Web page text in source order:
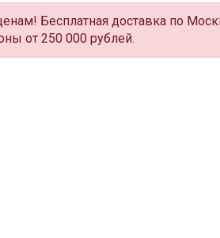
Бесплатная доставка по
от 250 000 рублей.